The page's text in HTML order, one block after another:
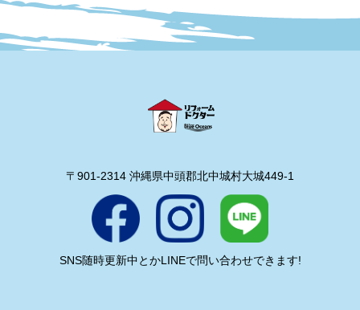
〒901-2314 沖縄県中頭郡北中城村大城449-1
SNS随時更新中とかLINEで問い合わせできます!